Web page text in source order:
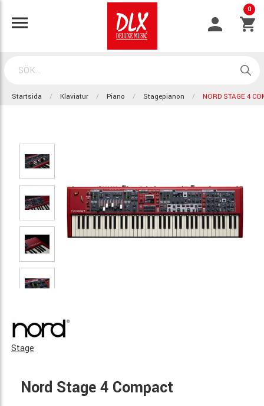
0
Startsida Klaviatur Piano Stagepianon NORD STAGE 4
Stage
Nord Stage 4 Compact